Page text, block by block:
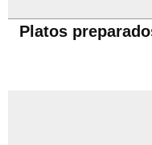
Platos